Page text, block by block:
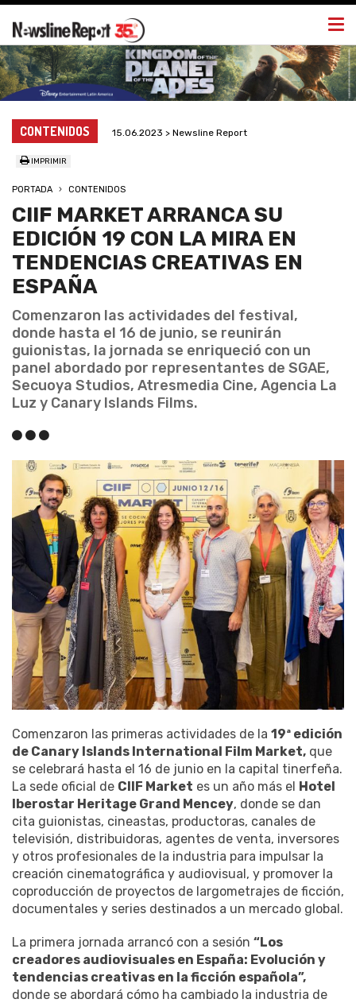
CONTENIDOS 15.06.2023 > Newsline Report
IMPRIMIR
PORTADA CONTENIDOS
CIIF MARKET ARRANCA SU
EDICIÓN 19 CON LA MIRA EN
TENDENCIAS CREATIVAS EN
ESPAÑA
Comenzaron las actividades del festival,
donde hasta el 16 de junio, se reunirán
guionistas, la jornada se enriqueció con un
panel abordado por representantes de SGAE,
Secuoya Studios, Atresmedia Cine, Agencia La
Luz y Canary Islands Films.
Comenzaron las primeras actividades de la 19ª edición
de Canary Islands International Film Market, que
se celebrará hasta el 16 de junio en la capital tinerfeña.
La sede oficial de CIIF Market es un año más el Hotel
Iberostar Heritage Grand Mencey, donde se dan
cita guionistas, cineastas, productoras, canales de
televisión, distribuidoras, agentes de venta, inversores
y otros profesionales de la industria para impulsar la
creación cinematográfica y audiovisual, y promover la
coproducción de proyectos de largometrajes de ficción,
documentales y series destinados a un mercado global.
La primera jornada arrancó con a sesión “Los
creadores audiovisuales en España: Evolución y
tendencias creativas en la ficción española”,
donde se abordará cómo ha cambiado la industria de